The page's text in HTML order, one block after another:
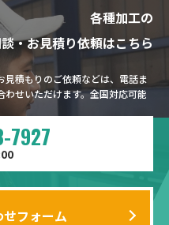
各種加工の
・お見積り依頼はこちら
見積もりのご依頼などは、電話ま
せいただけます。全国対応可能
7927
フォーム